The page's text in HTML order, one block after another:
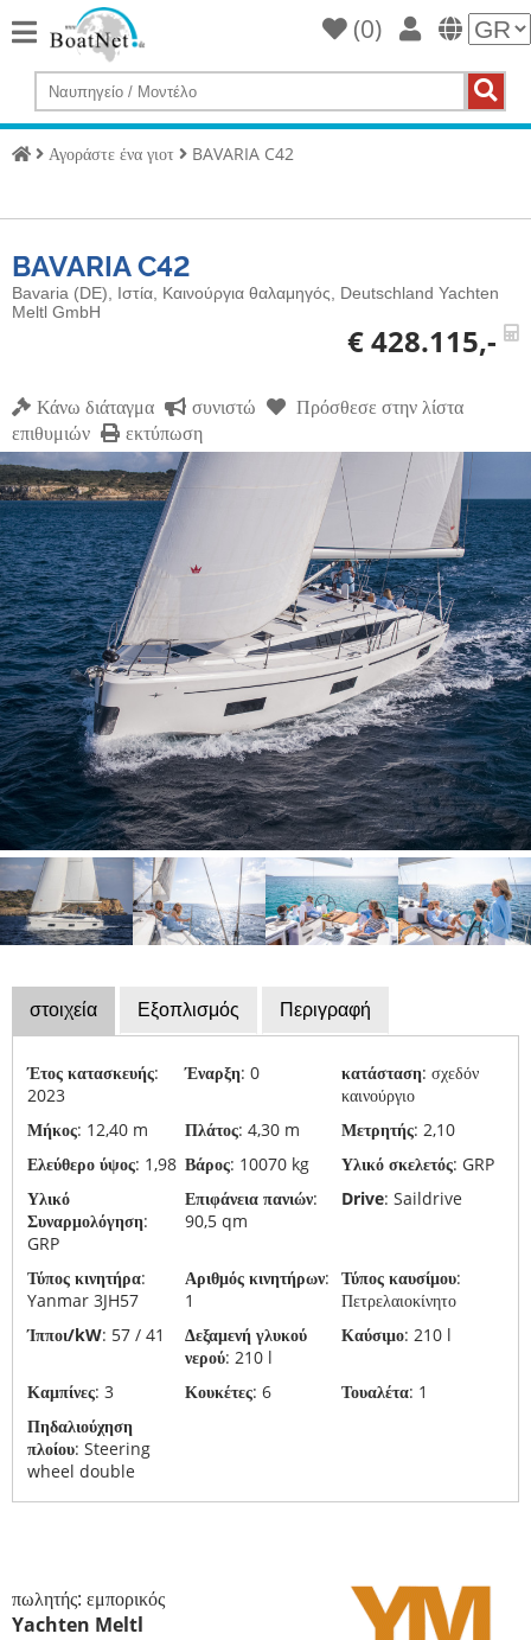
Home
Αγοράστε
γιοτ
Εμπορικός
πωλητής
Δημοπρασίες
μεσίτης
γιοτ
Υπηρεσία
Εξοπλισμός
σκαφών
χρηματοδότηση
Κλεμμένα
σκάφη
Ημερολόγιο
εκθέσεων
εμπειρογνώμονας
Σχολές
ιστιοπλοΐας
αθλητικών
σκαφών
και
σκαφών
Μεταφορές
Ναυπηγεία
(0)
Αγοράστε ένα γιοτ BAVARIA C42
BAVARIA C42
Bavaria (DE), Ιστία, Καινούργια θαλαμηγός, Deutschland Yachten
Meltl GmbH
€ 428.115,-
Κάνω διάταγμα συνιστώ
Πρόσθεσε στην λίστα
επιθυμιών
εκτύπωση
στοιχεία Εξοπλισμός Περιγραφή
Έτος κατασκευής:
2023
Έναρξη: 0 κατάσταση: σχεδόν
καινούργιο
Μήκος: 12,40 m Πλάτος: 4,30 m Μετρητής: 2,10
Ελεύθερο ύψος: 1,98 Βάρος: 10070 kg Υλικό σκελετός: GRP
Υλικό
Συναρμολόγηση:
GRP
Επιφάνεια πανιών:
90,5 qm
Drive: Saildrive
Τύπος κινητήρα:
Yanmar 3JH57
Αριθμός κινητήρων:
1
Τύπος καυσίμου:
Πετρελαιοκίνητο
Ίπποι/kW: 57 / 41
Δεξαμενή γλυκού
νερού: 210 l
Καύσιμο: 210 l
Καμπίνες: 3 Κουκέτες: 6 Τουαλέτα: 1
Πηδαλιούχηση
πλοίου: Steering
wheel double
πωλητής: εμπορικός
Yachten Meltl